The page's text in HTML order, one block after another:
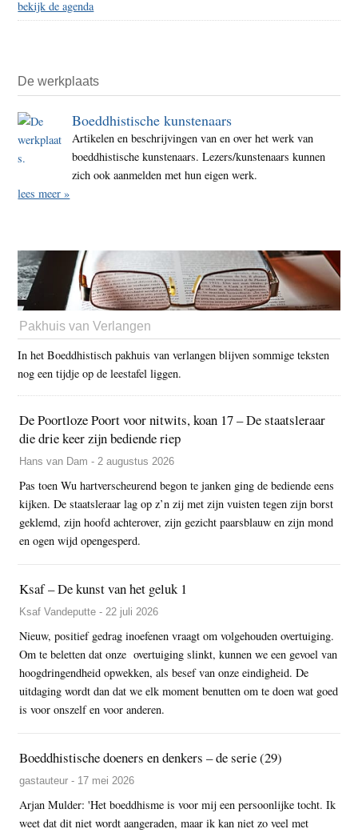
bekijk de agenda
De werkplaats
Boeddhistische kunstenaars
Artikelen en beschrijvingen van en over het werk van
boeddhistische kunstenaars. Lezers/kunstenaars kunnen
zich ook aanmelden met hun eigen werk.
lees meer »
Pakhuis van Verlangen
In het Boeddhistisch pakhuis van verlangen blijven sommige teksten
nog een tijdje op de leestafel liggen.
De Poortloze Poort voor nitwits, koan 17 – De staatsleraar
die drie keer zijn bediende riep
Hans van Dam - 2 augustus 2026
Pas toen Wu hartverscheurend begon te janken ging de bediende eens
kijken. De staatsleraar lag op z’n zij met zijn vuisten tegen zijn borst
geklemd, zijn hoofd achterover, zijn gezicht paarsblauw en zijn mond
en ogen wijd opengesperd.
Ksaf – De kunst van het geluk 1
Ksaf Vandeputte - 22 juli 2026
Nieuw, positief gedrag inoefenen vraagt om volgehouden overtuiging.
Om te beletten dat onze overtuiging slinkt, kunnen we een gevoel van
hoogdringendheid opwekken, als besef van onze eindigheid. De
uitdaging wordt dan dat we elk moment benutten om te doen wat goed
is voor onszelf en voor anderen.
Boeddhistische doeners en denkers – de serie (29)
gastauteur - 17 mei 2026
Arjan Mulder: 'Het boeddhisme is voor mij een persoonlijke tocht. Ik
weet dat dit niet wordt aangeraden, maar ik kan niet zo veel met